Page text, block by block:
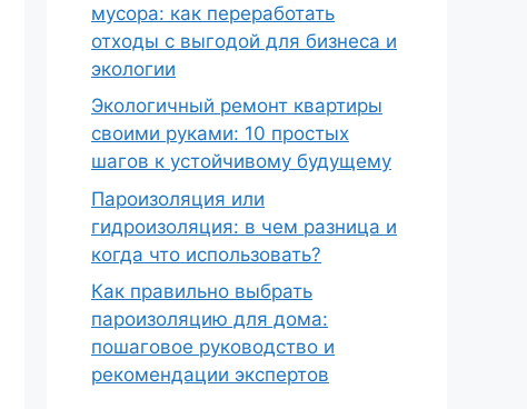
мусора: как переработать
отходы с выгодой для бизнеса и
экологии
Экологичный ремонт квартиры
своими руками: 10 простых
шагов к устойчивому будущему
Пароизоляция или
гидроизоляция: в чем разница и
когда что использовать?
Как правильно выбрать
пароизоляцию для дома:
пошаговое руководство и
рекомендации экспертов